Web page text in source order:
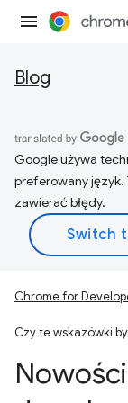
Blog
Google używa
preferowany język.
zawierać błędy.
Chrome for
Czy te wskazówki